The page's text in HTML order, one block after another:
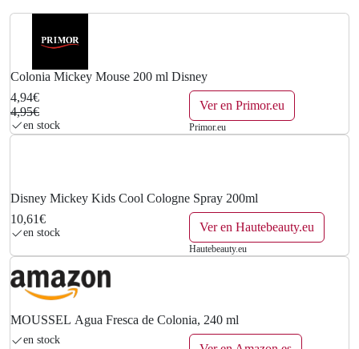
l
e
r
:
,
9
5
€
.
s
4
9
€
Colonia Mickey Mouse 200 ml Disney
4,94€
4,95€
en stock
Ver en Primor.eu
Primor.eu
Disney Mickey Kids Cool Cologne Spray 200ml
10,61€
en stock Ver en Hautebeauty.eu
Hautebeauty.eu
MOUSSEL Agua Fresca de Colonia, 240 ml
en stock